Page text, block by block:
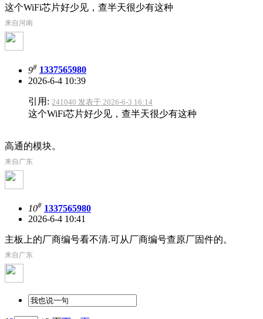
这个WiFi芯片好少见，查半天很少有这种
来自河南
9# 1337565980
2026-6-4 10:39
引用: 241040 发表于 2026-6-3 16:14
这个WiFi芯片好少见，查半天很少有这种
高通的模块。
来自广东
10# 1337565980
2026-6-4 10:41
主板上的厂商编号看不清.可从厂商编号查原厂固件的。
来自广东